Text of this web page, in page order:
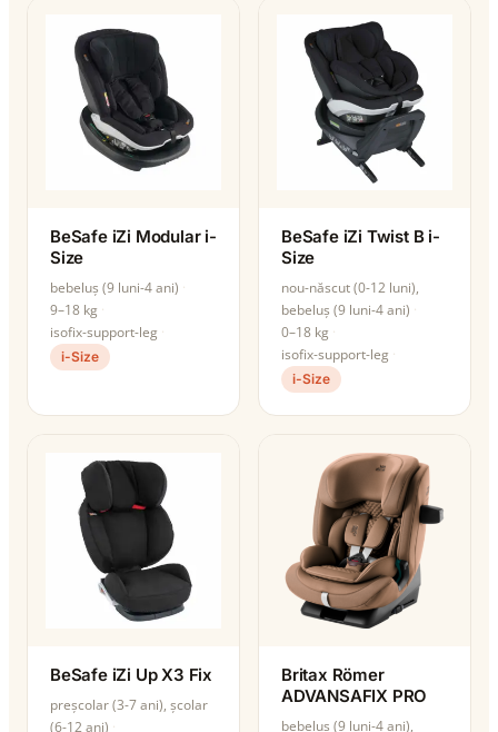
BeSafe iZi Modular i-
Size
bebeluș (9 luni-4 ani)
9–18 kg
isofix-support-leg
i-Size
BeSafe iZi Twist B i-
Size
nou-născut (0-12 luni),
bebeluș (9 luni-4 ani)
0–18 kg
isofix-support-leg
i-Size
BeSafe iZi Up X3 Fix
preșcolar (3-7 ani), școlar
(6-12 ani)
Britax Römer
ADVANSAFIX PRO
bebeluș (9 luni-4 ani),